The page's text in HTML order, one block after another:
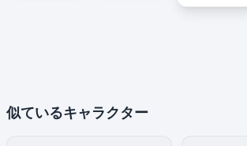
似ているキャラクター